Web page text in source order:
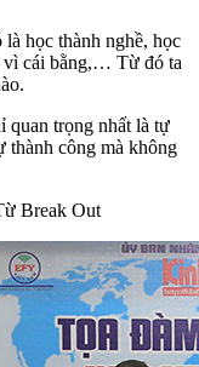
học thành nghề, học
vì cái bằng,… Từ đó ta
quan trọng nhất là tự
thành công mà không
Break Out